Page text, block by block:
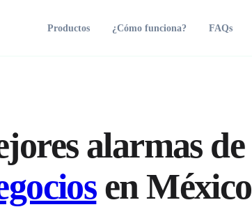
Productos ¿Cómo funciona? FAQs
alarmas de
en México
Conectar por WhatsApp